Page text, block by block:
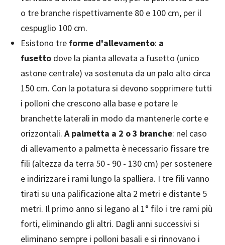
o tre branche rispettivamente 80 e 100 cm, per il
cespuglio 100 cm.
Esistono tre forme d'allevamento: a
fusetto dove la pianta allevata a fusetto (unico
astone centrale) va sostenuta da un palo alto circa
150 cm. Con la potatura si devono sopprimere tutti
i polloni che crescono alla base e potare le
branchette laterali in modo da mantenerle corte e
orizzontali. A palmetta a 2 o 3 branche: nel caso
di allevamento a palmetta è necessario fissare tre
fili (altezza da terra 50 - 90 - 130 cm) per sostenere
e indirizzare i rami lungo la spalliera. I tre fili vanno
tirati su una palificazione alta 2 metri e distante 5
metri. Il primo anno si legano al 1° filo i tre rami più
forti, eliminando gli altri. Dagli anni successivi si
eliminano sempre i polloni basali e si rinnovano i